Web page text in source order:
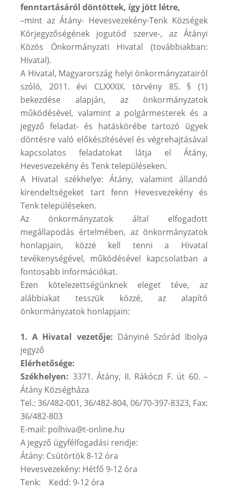
fenntartásáról döntöttek, így jött létre,
–mint az Átány- Hevesvezekény-Tenk Községek
Körjegyzőségének jogutód szerve-, az Átányi
Közös Önkormányzati Hivatal (továbbiakban:
Hivatal).
A Hivatal, Magyarország helyi önkormányzatairól
szóló, 2011. évi CLXXXIX. törvény 85. § (1)
bekezdése alapján, az önkormányzatok
működésével, valamint a polgármesterek és a
jegyző feladat- és hatáskörébe tartozó ügyek
döntésre való előkészítésével és végrehajtásával
kapcsolatos feladatokat látja el Átány,
Hevesvezekény és Tenk településeken.
A Hivatal székhelye: Átány, valamint állandó
kirendeltségeket tart fenn Hevesvezekény és
Tenk településeken.
Az önkormányzatok által elfogadott
megállapodás értelmében, az önkormányzatok
honlapjain, közzé kell tenni a Hivatal
tevékenységével, működésével kapcsolatban a
fontosabb információkat.
Ezen kötelezettségünknek eleget téve, az
alábbiakat tesszük közzé, az alapító
önkormányzatok honlapjain:
1. A Hivatal vezetője: Dányiné Szórád Ibolya
jegyző
Elérhetősége:
Székhelyen: 3371. Átány, II. Rákóczi F. út 60. –
Átány Községháza
Tel.: 36/482-001, 36/482-804, 06/70-397-8323, Fax:
36/482-803
E-mail: polhiva@t-online.hu
A jegyző ügyfélfogadási rendje:
Átány: Csütörtök 8-12 óra
Hevesvezekény: Hétfő 9-12 óra
Tenk: Kedd: 9-12 óra